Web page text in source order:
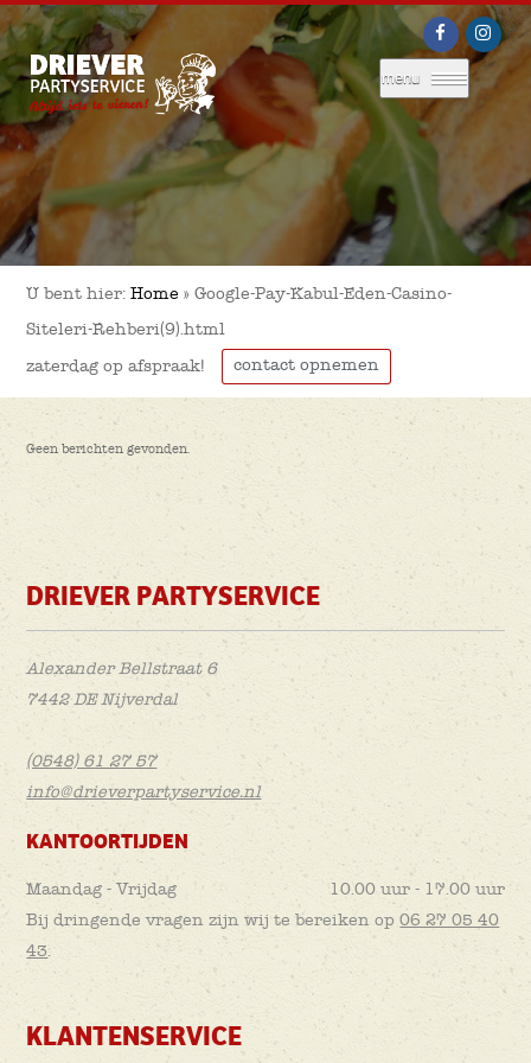
menu
U bent hier:Home »Google-Pay-Kabul-Eden-Casino-
Siteleri-Rehberi(9).html
zaterdag op afspraak! contact opnemen
Geen berichten gevonden.
DRIEVER PARTYSERVICE
Alexander Bellstraat 6
7442 DE Nijverdal
(0548) 61 27 57
info@drieverpartyservice.nl
KANTOORTIJDEN
Maandag - Vrijdag
10.00 uur - 17.00 uur
Bij dringende vragen zijn wij te bereiken op06 27 05 40
43.
KLANTENSERVICE